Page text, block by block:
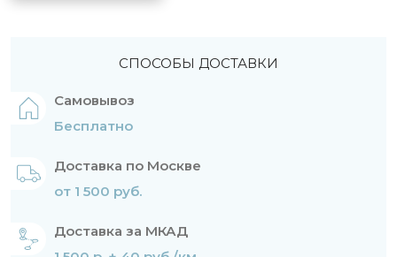
СПОСОБЫ ДОСТАВКИ
Самовывоз
Бесплатно
Доставка по Москве
от 1 500 руб.
Доставка за МКАД